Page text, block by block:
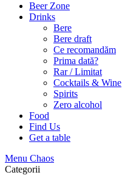
Beer Zone
Drinks
Bere
Bere draft
Ce recomandăm
Prima dată?
Rar / Limitat
Cocktails & Wine
Spirits
Zero alcohol
Food
Find Us
Get a table
Menu Chaos
Categorii